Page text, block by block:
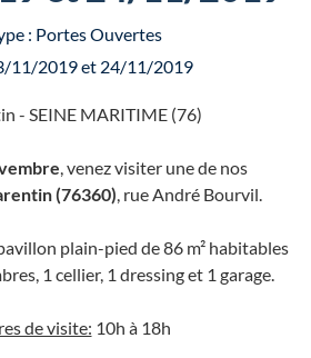
: Portes Ouvertes
11/2019 et 24/11/2019
- SEINE MARITIME (76)
, venez visiter une de nos
(76360), rue André Bourvil.
plain-pied de 86 m² habitables
1 cellier, 1 dressing et 1 garage.
de visite: 10h à 18h